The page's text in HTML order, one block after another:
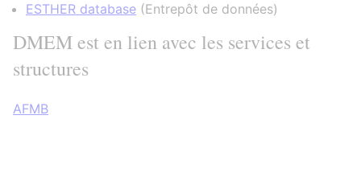
ESTHER database (Entrepôt de données)
DMEM est en lien avec les services et
structures
AFMB